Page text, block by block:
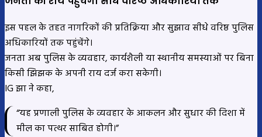
इस पहल के तहत नागरिकों की प्रतिक्रिया और सुझाव सीधे वरिष्ठ पुलिस
अधिकारियों तक पहुंचेंगे।
जनता अब पुलिस के व्यवहार, कार्यशैली या स्थानीय समस्याओं पर बिना
किसी झिझक के अपनी राय दर्ज करा सकेगी।
IG झा ने कहा,
“यह प्रणाली पुलिस के व्यवहार के आकलन और सुधार की दिशा में
मील का पत्थर साबित होगी।”